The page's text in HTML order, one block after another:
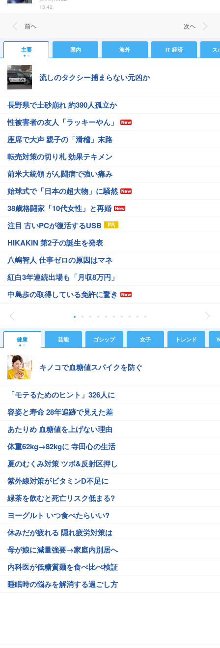
13:42
前ヘ 次ヘ
主要 国内 海外 IT 経済 ス
流しのタクシー捕まらない元凶か
長野県で土砂崩れ 約390人孤立か
性被害者の友人「ラッキーやん」
座席で大声 親子の「滑稽」末路
転売対策の切り札 効果テキメン
前米大統領 がん闘病で強い痛み
始球式で「日本の超大物」に騒然
38歳格闘家「10代女性」と再婚
注目 古いPCが復活するUSB
HIKAKIN 第2子の誕生を発表
八嶋智人 仕事ゼロの原因はマネ
紅白3年連続出場も「月収8万円」
中島歩の取得している免許に驚き
健康 芸能 ゴシップ 女子 トレンド
キノコで血糖値スパイクを防ぐ
「モテるためのヒント」326人に
容姿と寿命 28年追跡で見えた差
あたりめ 血糖値を上げない理由
体重62kg→82kgに 寺田心の生活
夏のむくみ対策 ツボ&反射区押し
紫外線対策がビタミンD不足に
緑茶を飲むと死亡リスク低まる?
ヨーグルト いつ食べたらいい?
休みだが疲れる 隠れ疲労対策は
母が娘に減量強要→家庭内別居へ
内科医が低糖質麺を食べ比べ検証
睡眠時の悩みを解消する過ごし方